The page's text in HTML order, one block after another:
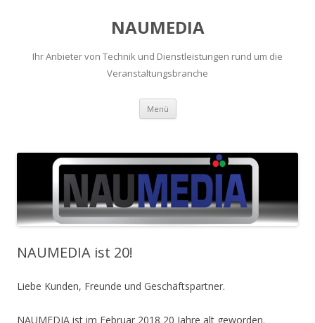
NAUMEDIA
Ihr Anbieter von Technik und Dienstleistungen rund um die
Veranstaltungsbranche
Menü Zum
springen
NAUMEDIA ist 20!
Liebe Kunden, Freunde und Geschäftspartner.
NAUMEDIA ist im Februar 2018 20 Jahre alt geworden.